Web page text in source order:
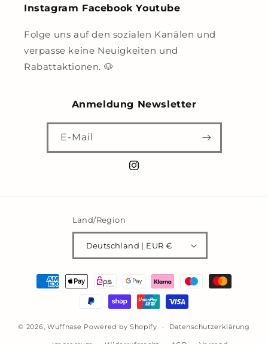
Instagram Facebook Youtube
Folge uns auf den sozialen Kanälen und
verpasse keine Neuigkeiten und
Rabattaktionen. 🐶
Anmeldung Newsletter
E-Mail
Instagram
Land/Region
Deutschland | EUR €
Zahlungsmethoden
© 2026, Wuffnase Powered by Shopify Datenschutzerklärung